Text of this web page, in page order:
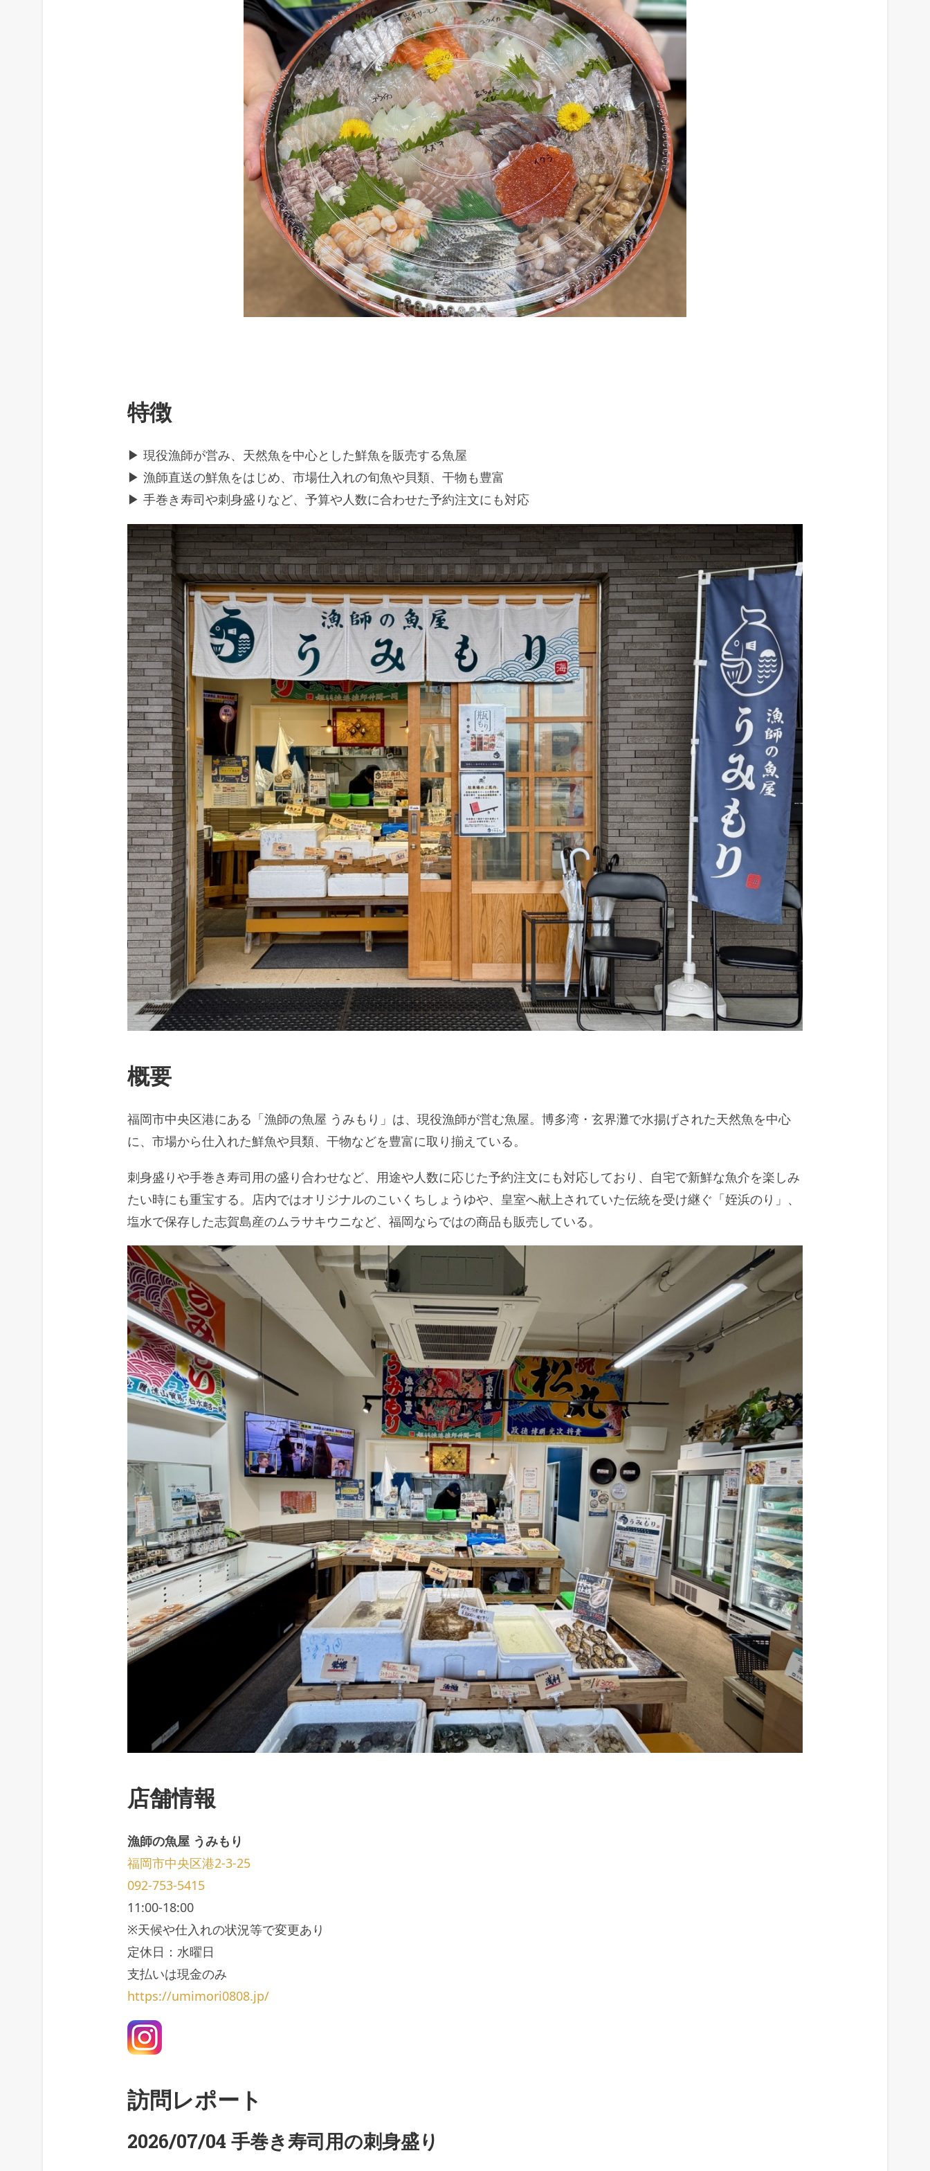
特徴
▶ 現役漁師が営み、天然魚を中心とした鮮魚を販売する魚屋
▶ 漁師直送の鮮魚をはじめ、市場仕入れの旬魚や貝類、干物も豊富
▶ 手巻き寿司や刺身盛りなど、予算や人数に合わせた予約注文にも対応
概要
福岡市中央区港にある「漁師の魚屋 うみもり」は、現役漁師が営む魚屋。博多湾・玄界灘で水揚げされた天然魚を中心
に、市場から仕入れた鮮魚や貝類、干物などを豊富に取り揃えている。
刺身盛りや手巻き寿司用の盛り合わせなど、用途や人数に応じた予約注文にも対応しており、自宅で新鮮な魚介を楽しみ
たい時にも重宝する。店内ではオリジナルのこいくちしょうゆや、皇室へ献上されていた伝統を受け継ぐ「姪浜のり」、
塩水で保存した志賀島産のムラサキウニなど、福岡ならではの商品も販売している。
店舗情報
漁師の魚屋 うみもり
福岡市中央区港2-3-25
092-753-5415
11:00-18:00
※天候や仕入れの状況等で変更あり
定休日：水曜日
支払いは現金のみ
https://umimori0808.jp/
訪問レポート
2026/07/04 手巻き寿司用の刺身盛り